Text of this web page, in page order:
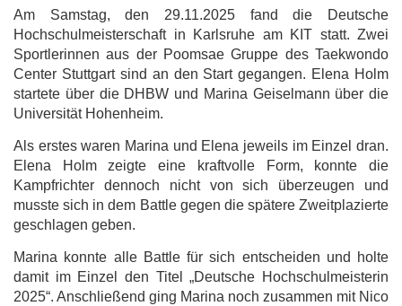
Am Samstag, den 29.11.2025 fand die Deutsche
Hochschulmeisterschaft in Karlsruhe am KIT statt. Zwei
Sportlerinnen aus der Poomsae Gruppe des Taekwondo
Center Stuttgart sind an den Start gegangen. Elena Holm
startete über die DHBW und Marina Geiselmann über die
Universität Hohenheim.
Als erstes waren Marina und Elena jeweils im Einzel dran.
Elena Holm zeigte eine kraftvolle Form, konnte die
Kampfrichter dennoch nicht von sich überzeugen und
musste sich in dem Battle gegen die spätere Zweitplazierte
geschlagen geben.
Marina konnte alle Battle für sich entscheiden und holte
damit im Einzel den Titel „Deutsche Hochschulmeisterin
2025“. Anschließend ging Marina noch zusammen mit Nico